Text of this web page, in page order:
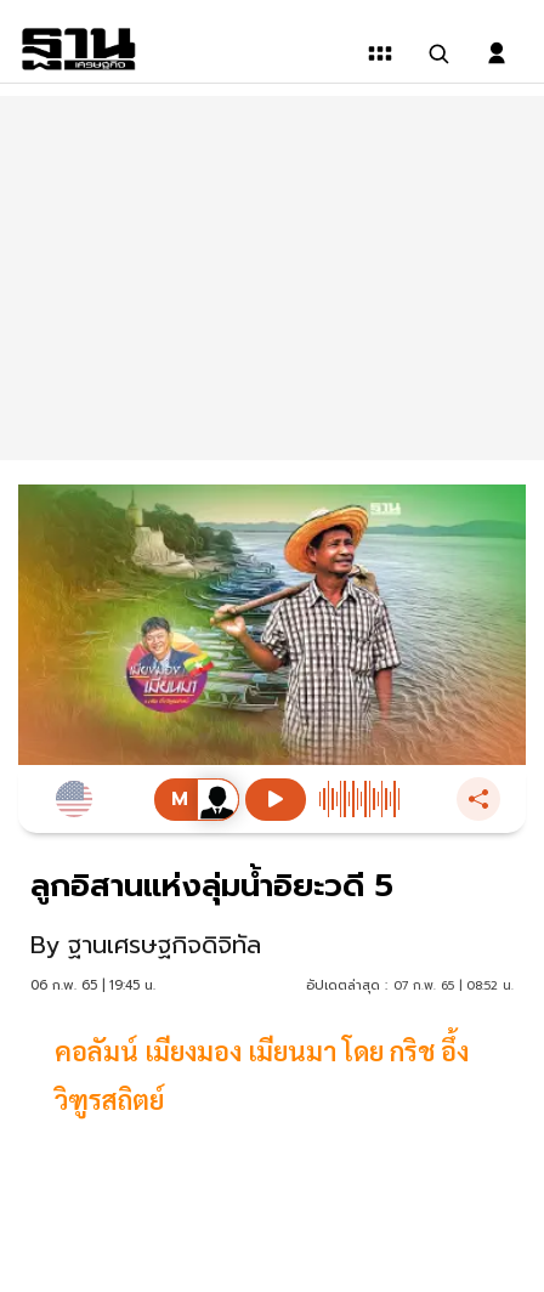
ลูกอิสานแห่งลุ่มน้ำอิยะวดี 5
By ฐานเศรษฐกิจดิจิทัล
06 ก.พ. 65 | 19:45 น. อัปเดตล่าสุด : 07 ก.พ. 65 | 08:52 น.
คอลัมน์ เมียงมอง เมียนมา โดย กริช อึ้ง
วิฑูรสถิตย์